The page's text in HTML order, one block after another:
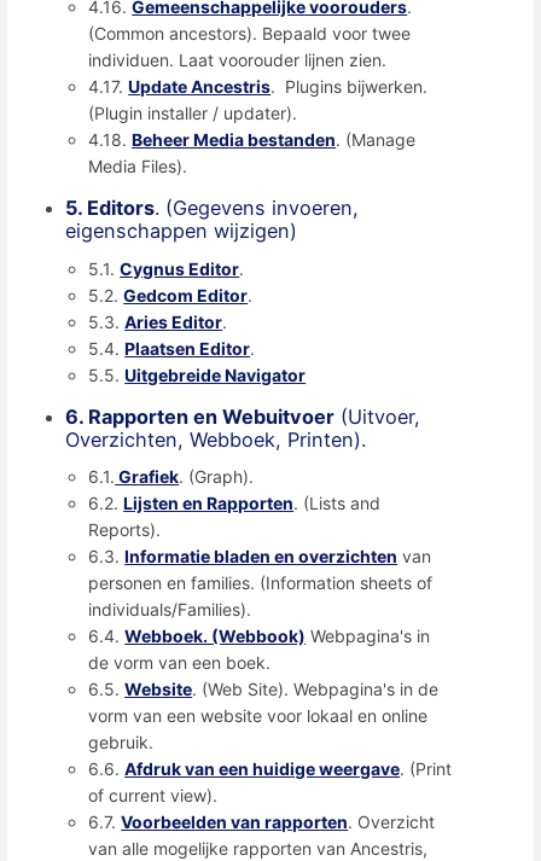
4.16.Gemeenschappelijke voorouders.
(Common ancestors). Bepaald voor twee
individuen. Laat voorouder lijnen zien.
4.17.Update Ancestris. Plugins bijwerken.
(Plugin installer / updater).
4.18.Beheer Media bestanden. (Manage
Media Files).
5. Editors. (Gegevens invoeren,
eigenschappen wijzigen)
5.1.Cygnus Editor.
5.2.Gedcom Editor.
5.3.Aries Editor.
5.4.Plaatsen Editor.
5.5.Uitgebreide Navigator
6. Rapporten en Webuitvoer (Uitvoer,
Overzichten, Webboek, Printen).
6.1. Grafiek. (Graph).
6.2.Lijsten en Rapporten. (Lists and
Reports).
6.3.Informatie bladen en overzichten van
personen en families. (Information sheets of
individuals/Families).
6.4.Webboek. (Webbook) Webpagina's in
de vorm van een boek.
6.5.Website. (Web Site). Webpagina's in de
vorm van een website voor lokaal en online
gebruik.
6.6.Afdruk van een huidige weergave. (Print
of current view).
6.7.Voorbeelden van rapporten. Overzicht
van alle mogelijke rapporten van Ancestris,